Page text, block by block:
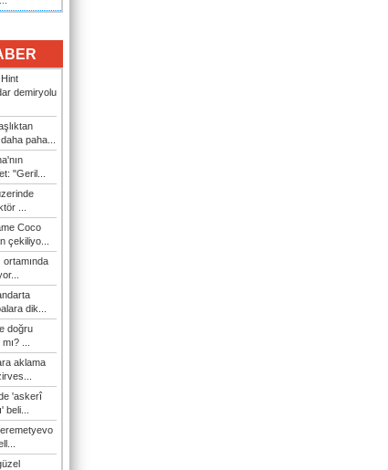
demiryolu
paha...
"Geril...
...
Coco
çekiliyo...
dik...
doğru
...
aklama
'askerî
beli...